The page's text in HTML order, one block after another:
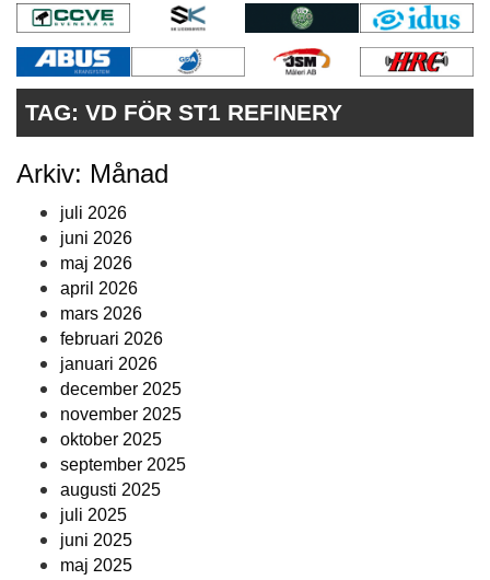
KONTAKT
VÅRA ANDRA MAGASIN
PRENUMERERA
ANNONSERA
TAG: VD FÖR ST1 REFINERY
Arkiv: Månad
juli 2026
juni 2026
maj 2026
april 2026
mars 2026
februari 2026
januari 2026
december 2025
november 2025
oktober 2025
september 2025
augusti 2025
juli 2025
juni 2025
maj 2025